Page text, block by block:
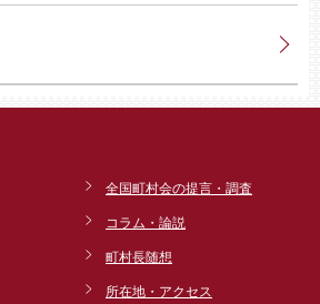
全国町村会の提言・調査
コラム・論説
町村長随想
所在地・アクセス